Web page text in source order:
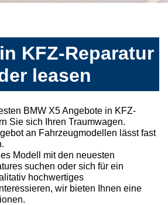
KFZ-Reparatur
leasen
BMW X5 Angebote in KFZ-
Sie sich Ihren Traumwagen.
an Fahrzeugmodellen lässt fast
Modell mit den neuesten
suchen oder sich für ein
hochwertiges
wir bieten Ihnen eine